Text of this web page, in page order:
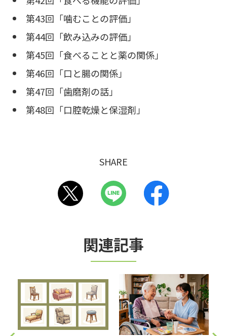
第43回「噛むことの評価」
第44回「飲み込みの評価」
第45回「食べることと薬の関係」
第46回「口と腸の関係」
第47回「歯磨剤の話」
第48回「口腔乾燥と保湿剤」
SHARE
関連記事